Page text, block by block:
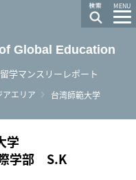
MENU
Global Education
学マンスリーレポート
アエリア
台湾師範大学
学
学部 S.K